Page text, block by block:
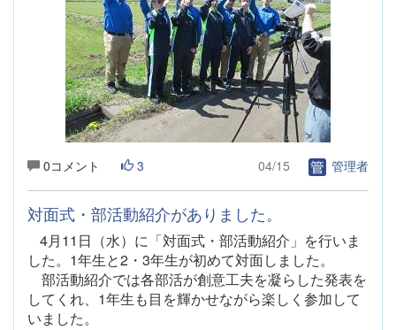
0コメント 3 04/15 管理者
対面式・部活動紹介がありました。
4月11日（水）に「対面式・部活動紹介」を行いま
した。1年生と2・3年生が初めて対面しました。
部活動紹介では各部活が創意工夫を凝らした発表を
してくれ、1年生も目を輝かせながら楽しく参加して
いました。